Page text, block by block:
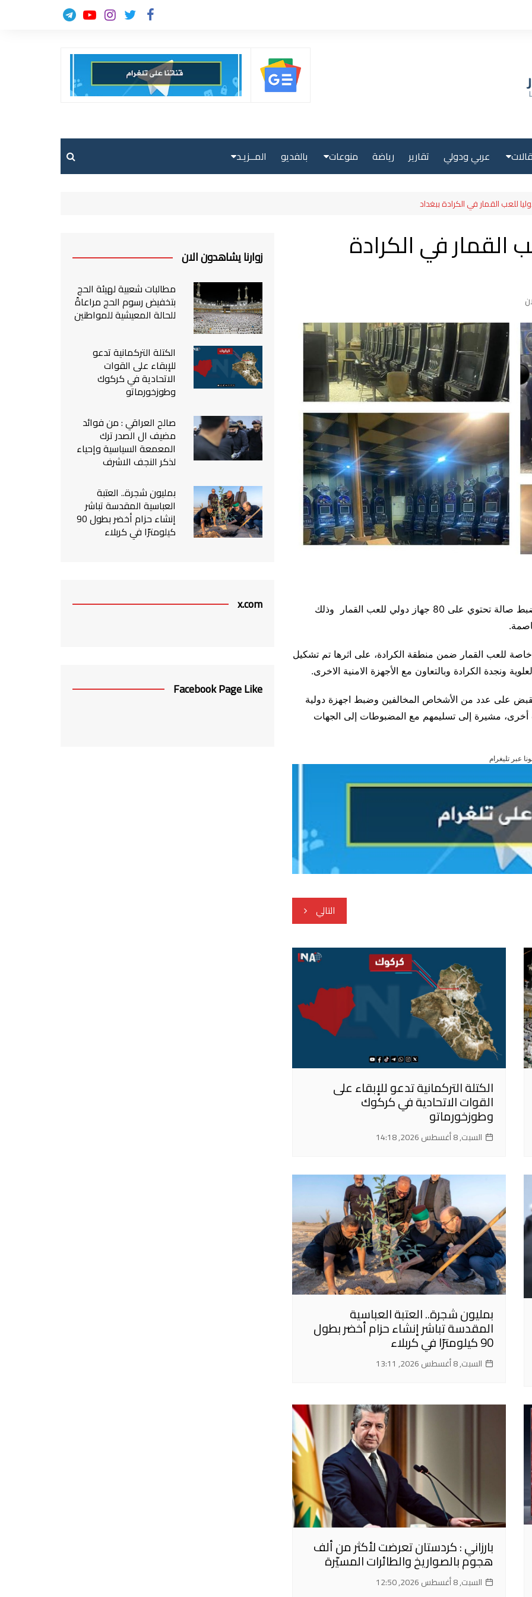
عربية
عربي ودولي تقارير رياضة منوعات
سياحة
بالفديو المــزيـد
من نحن
اتصل بنا
للعب القمار في الكرادة
أفادت قيادة شرطة بغداد – الرصافة، يوم الخميس، بضبط صالة تحتوي على 80 جهاز دولي للعب القمار وذلك
للعب القمار ضمن منطقة الكرادة، على اثرها تم تشكيل
الكرادة وبالتعاون مع الأجهزة الامنية الاخرى.
على عدد من الأشخاص المخالفين وضبط اجهزة دولية
أخرى، مشيرة إلى تسليمهم مع المضبوطات إلى الجهات
عبر تليغرام
التالي
الكتلة التركمانية تدعو للإبقاء على
القوات الاتحادية في كركوك
وطوزخورماتو
السبت, 8 أغسطس 2026, 14:18
بمليون شجرة.. العتبة العباسية
المقدسة تباشر إنشاء حزام أخضر بطول
90 كيلومترًا في كربلاء
السبت, 8 أغسطس 2026, 13:11
بارزاني : كردستان تعرضت لأكثر من ألف
هجوم بالصواريخ والطائرات المسيّرة
السبت, 8 أغسطس 2026, 12:50
زوارنا يشاهدون الان
مطالبات شعبية لهيئة الحج
بتخفيض رسوم الحج مراعاةً
للحالة المعيشية للمواطنين
الكتلة التركمانية تدعو
للإبقاء على القوات
الاتحادية في كركوك
وطوزخورماتو
صالح العراقي : من فوائد
مضيف ال الصدر ترك
المعمعة السياسية وإحياء
لذكر النجف الاشرف
بمليون شجرة.. العتبة
العباسية المقدسة تباشر
إنشاء حزام أخضر بطول 90
كيلومترًا في كربلاء
x.com
Facebook Page Like